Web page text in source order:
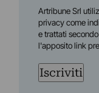
Artribune Srl
privacy come
e trattati
l'apposito link
Iscriviti